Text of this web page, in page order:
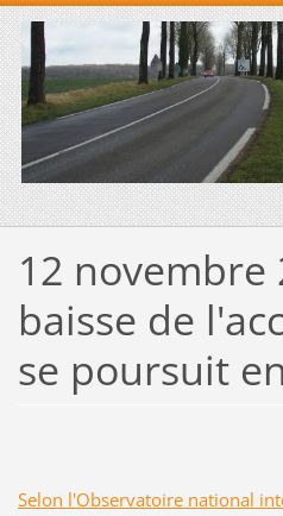
12 novembre
baisse de
se poursuit
Selon l'Observatoire national